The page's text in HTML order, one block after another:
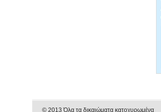
© 2013 Όλα τα δικαιώματα κατοχυρωμένα